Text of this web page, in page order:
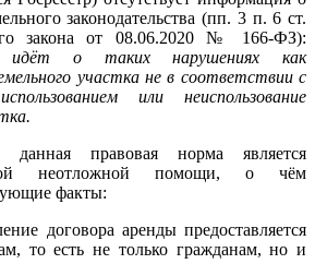
законодательства (пп. 3 п. 6 ст.
закона от 08.06.2020 № 166-ФЗ):
идёт о таких нарушениях как
участка не в соответствии с
или неиспользование
правовая норма является
неотложной помощи, о чём
факты:
договора аренды предоставляется
то есть не только гражданам, но и